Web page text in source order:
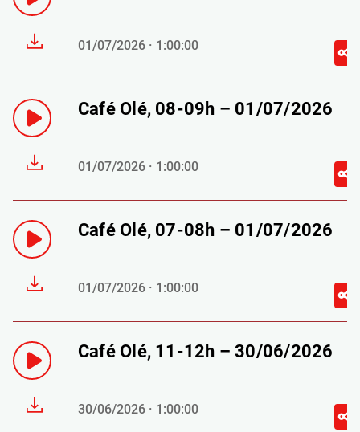
01/07/2026 · 1:00:00
Café Olé, 08-09h – 01/07/2026
01/07/2026 · 1:00:00
Café Olé, 07-08h – 01/07/2026
01/07/2026 · 1:00:00
Café Olé, 11-12h – 30/06/2026
30/06/2026 · 1:00:00